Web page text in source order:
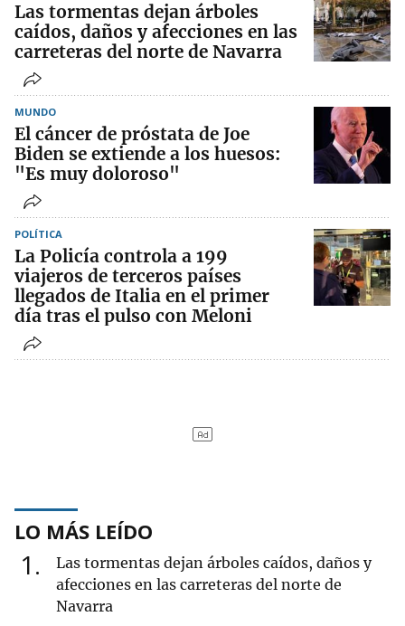
Las tormentas dejan árboles
caídos, daños y afecciones en las
carreteras del norte de Navarra
MUNDO
El cáncer de próstata de Joe
Biden se extiende a los huesos:
"Es muy doloroso"
POLÍTICA
La Policía controla a 199
viajeros de terceros países
llegados de Italia en el primer
día tras el pulso con Meloni
LO MÁS LEÍDO
1
Las tormentas dejan árboles caídos, daños y
afecciones en las carreteras del norte de
Navarra